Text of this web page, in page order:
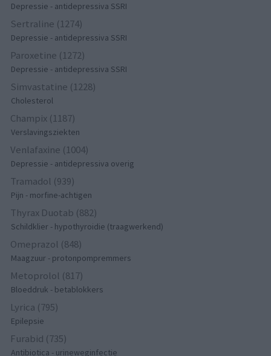
Depressie - antidepressiva SSRI
Sertraline (1274)
Depressie - antidepressiva SSRI
Paroxetine (1272)
Depressie - antidepressiva SSRI
Simvastatine (1228)
Cholesterol
Champix (1187)
Verslavingsziekten
Venlafaxine (1004)
Depressie - antidepressiva overig
Tramadol (939)
Pijn - morfine-achtigen
Thyrax Duotab (882)
Schildklier - hypothyroidie (traagwerkend)
Omeprazol (848)
Maagzuur - protonpompremmers
Metoprolol (817)
Bloeddruk - betablokkers
Lyrica (795)
Epilepsie
Furabid (735)
Antibiotica - urineweginfectie